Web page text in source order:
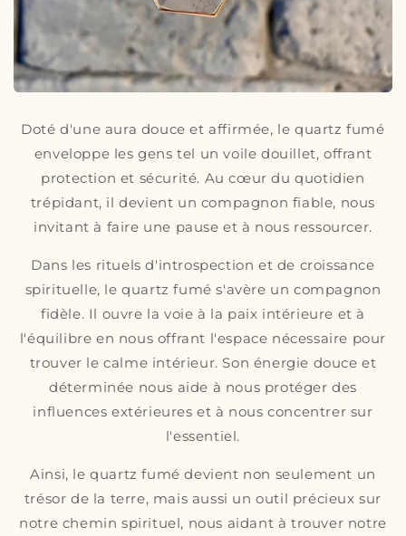
Doté d'une aura douce et affirmée, le quartz fumé
enveloppe les gens tel un voile douillet, offrant
protection et sécurité. Au cœur du quotidien
trépidant, il devient un compagnon fiable, nous
invitant à faire une pause et à nous ressourcer.
Dans les rituels d'introspection et de croissance
spirituelle, le quartz fumé s'avère un compagnon
fidèle. Il ouvre la voie à la paix intérieure et à
l'équilibre en nous offrant l'espace nécessaire pour
trouver le calme intérieur. Son énergie douce et
déterminée nous aide à nous protéger des
influences extérieures et à nous concentrer sur
l'essentiel.
Ainsi, le quartz fumé devient non seulement un
trésor de la terre, mais aussi un outil précieux sur
notre chemin spirituel, nous aidant à trouver notre